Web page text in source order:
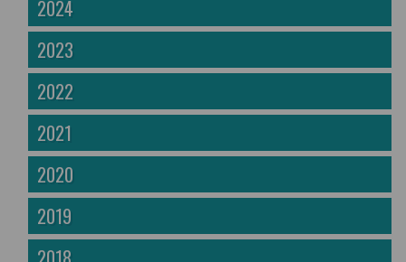
2024
2023
2022
2021
2020
2019